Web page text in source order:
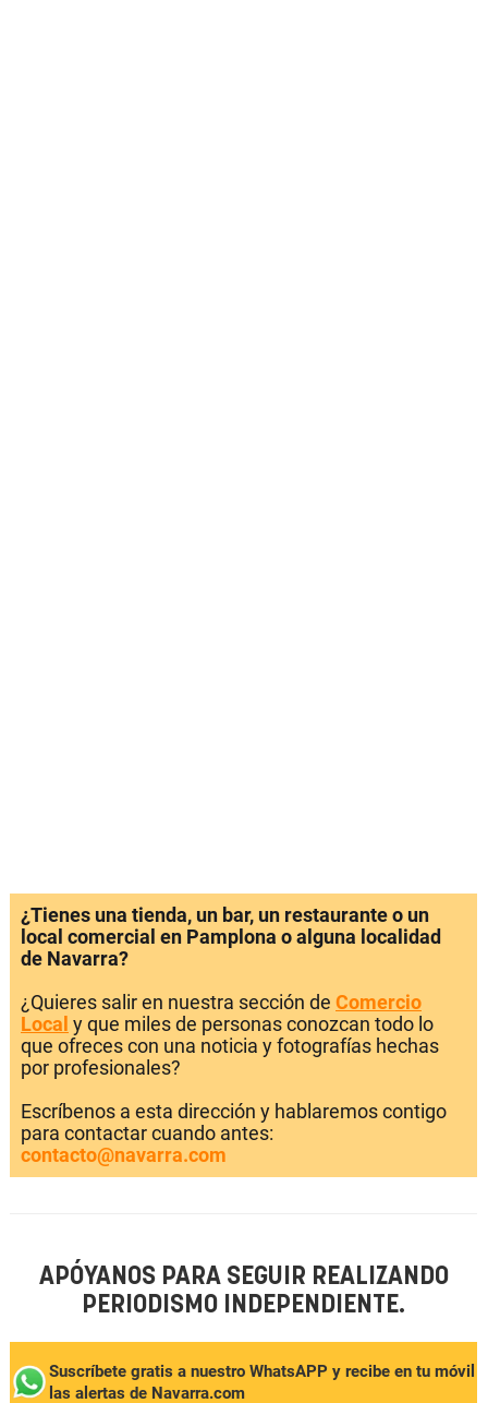
¿Tienes una tienda, un bar, un restaurante o un
local comercial en Pamplona o alguna localidad
de Navarra?
¿Quieres salir en nuestra sección de Comercio
Local y que miles de personas conozcan todo lo
que ofreces con una noticia y fotografías hechas
por profesionales?
Escríbenos a esta dirección y hablaremos contigo
para contactar cuando antes:
contacto@navarra.com
APÓYANOS PARA SEGUIR REALIZANDO
PERIODISMO INDEPENDIENTE.
Suscríbete gratis a nuestro WhatsAPP y recibe en tu móvil
las alertas de Navarra.com